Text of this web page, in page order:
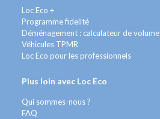
Loc Eco +
Programme fidelité
Déménagement : calculateur de volume
Véhicules TPMR
Loc Eco pour les professionnels
Plus loin avec Loc Eco
Qui sommes-nous ?
FAQ